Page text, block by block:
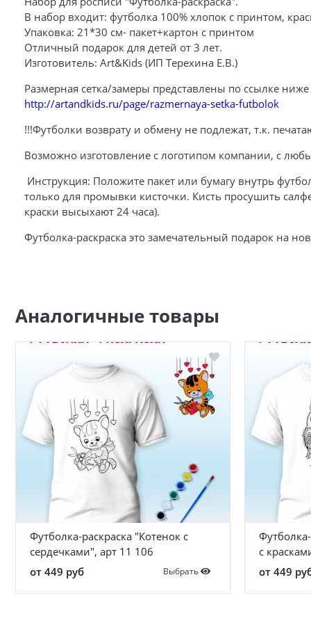
В набор входит: футболка 100% хлопок с принтом,
Упаковка: 21*30 см- пакет+картон с принтом
Отличный подарок для детей от 3 лет.
Изготовитель: Art&Kids (ИП Терехина Е.В.)
Размерная сетка/замеры представлены по ссылке ниже
http://artandkids.ru/page/razmernaya-setka-futbolok
!!!Футболки возврату и обмену не подлежат, т.к.
Возможно изготовление с логотипом компании, с
Инструкция: Положите пакет или бумагу внутрь
только для промывки кисточки. Кисть просушить
краски высыхают 24 часа).
Футболка-раскраска это замечательный подарок на
Аналогичные товары
Футболка-раскраска "Котенок с
сердечками", арт 11 106
от 449 руб
Выбрать
с
от 449